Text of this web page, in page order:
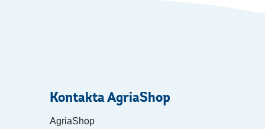
Kontakta AgriaShop
AgriaShop